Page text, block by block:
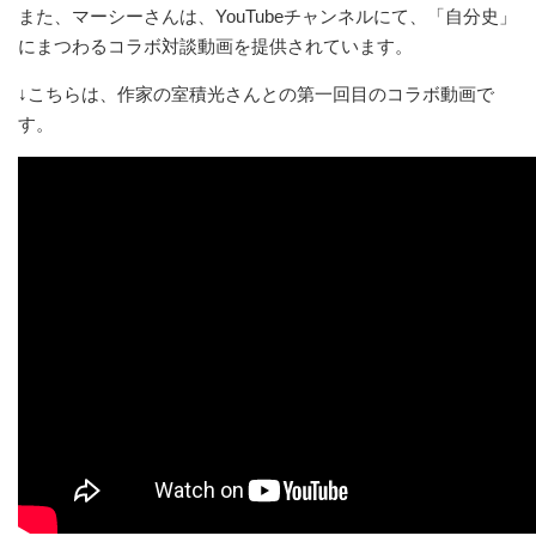
また、マーシーさんは、YouTubeチャンネルにて、「自分史」
にまつわるコラボ対談動画を提供されています。
↓こちらは、作家の室積光さんとの第一回目のコラボ動画で
す。